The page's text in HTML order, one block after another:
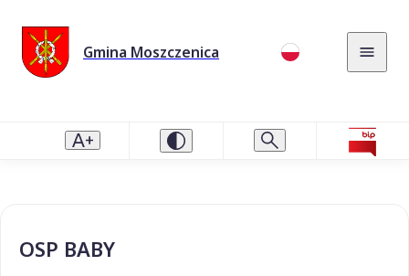
Gmina Moszczenica
OSP BABY